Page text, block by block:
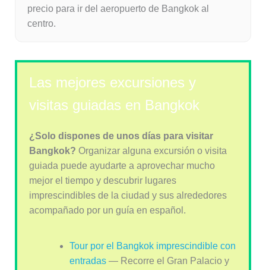
precio para ir del aeropuerto de Bangkok al
centro.
Las mejores excursiones y
visitas guiadas en Bangkok
¿Solo dispones de unos días para visitar
Bangkok? Organizar alguna excursión o visita
guiada puede ayudarte a aprovechar mucho
mejor el tiempo y descubrir lugares
imprescindibles de la ciudad y sus alrededores
acompañado por un guía en español.
Tour por el Bangkok imprescindible con
entradas— Recorre el Gran Palacio y